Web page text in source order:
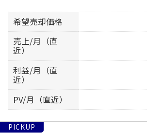
希望売却価格
売上/月（直
近）
利益/月（直
近）
PV/月（直近）
PICKUP